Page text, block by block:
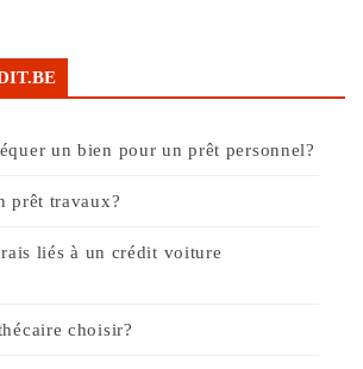
un bien pour un prêt personnel?
prêt travaux?
liés à un crédit voiture
choisir?